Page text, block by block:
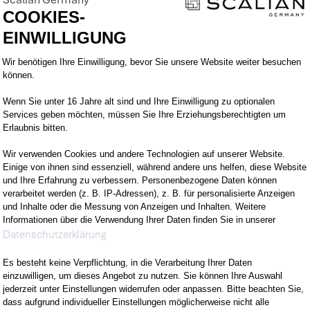
andere zu inspirieren und zu motivieren.
VORHABEN
KANNST
WOMIT DU
WER WIR SIND
COOKIES-
EINWILLIGUNG
Einwilligungsmanagementplattform:
Wir benötigen Ihre Einwilligung, bevor Sie unsere Website weiter besuchen
können.
Wenn Sie unter 16 Jahre alt sind und Ihre Einwilligung zu optionalen
Services geben möchten, müssen Sie Ihre Erziehungsberechtigten um
Erlaubnis bitten.
Wir verwenden Cookies und andere Technologien auf unserer Website.
Einige von ihnen sind essenziell, während andere uns helfen, diese Website
und Ihre Erfahrung zu verbessern. Personenbezogene Daten können
verarbeitet werden (z. B. IP-Adressen), z. B. für personalisierte Anzeigen
und Inhalte oder die Messung von Anzeigen und Inhalten. Weitere
Informationen über die Verwendung Ihrer Daten finden Sie in unserer
Datenschutzerklärung
Es besteht keine Verpflichtung, in die Verarbeitung Ihrer Daten
einzuwilligen, um dieses Angebot zu nutzen. Sie können Ihre Auswahl
jederzeit unter Einstellungen widerrufen oder anpassen. Bitte beachten Sie,
dass aufgrund individueller Einstellungen möglicherweise nicht alle
Axeptio consent